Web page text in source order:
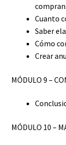
compran.
Cuanto
Saber
Cómo
Crear
MÓDULO 9 –
MÓDULO 10 –